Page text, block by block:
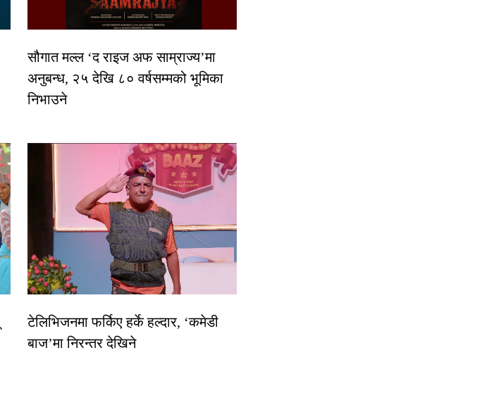
सौगात मल्ल ‘द राइज अफ साम्राज्य’मा
अनुबन्ध, २५ देखि ८० वर्षसम्मको भूमिका
निभाउने
टेलिभिजनमा फर्किए हर्के हल्दार, ‘कमेडी
बाज’मा निरन्तर देखिने